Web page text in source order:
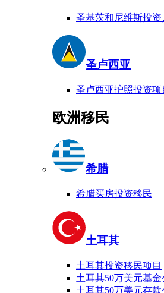
圣基茨和尼维斯投资
圣卢西亚
圣卢西亚护照投资项
欧洲移民
希腊
希腊买房投资移民
土耳其
土耳其投资移民项目
土耳其50万美元基金
土耳其50万美元存款